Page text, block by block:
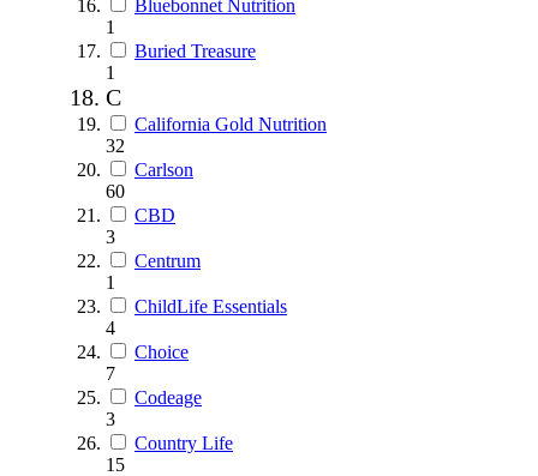
Bluebonnet Nutrition
1
Buried Treasure
1
C
California Gold Nutrition
32
Carlson
60
CBD
3
Centrum
1
ChildLife Essentials
4
Choice
7
Codeage
3
Country Life
15